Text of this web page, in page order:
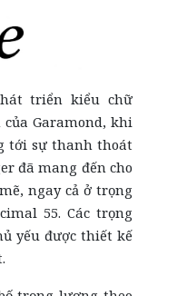
triển kiểu chữ
Garamond, khi
tới sự thanh thoát
đã mang đến cho
ngay cả ở trọng
55. Các trọng
yếu được thiết kế